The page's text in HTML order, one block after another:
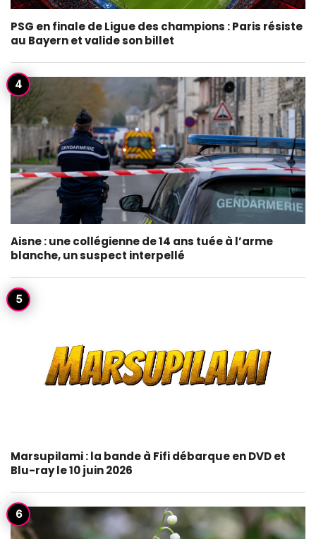
PSG en finale de Ligue des champions : Paris résiste
au Bayern et valide son billet
Aisne : une collégienne de 14 ans tuée à l’arme
blanche, un suspect interpellé
Marsupilami : la bande à Fifi débarque en DVD et
Blu-ray le 10 juin 2026